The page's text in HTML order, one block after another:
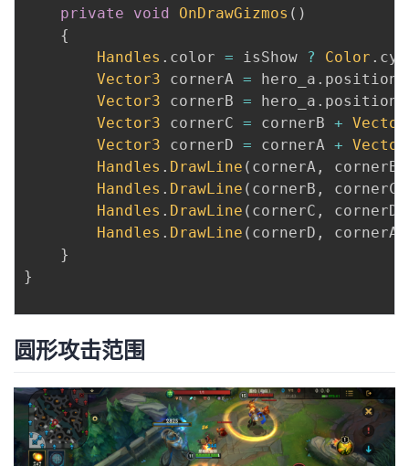
private void OnDrawGizmos ( )
{
Handles . color = isShow ? Color .
Vector3 cornerA = hero_a . position
Vector3 cornerB = hero_a . position
Vector3 cornerC = cornerB +
Vector3 cornerD = cornerA +
Handles . DrawLine ( cornerA , cornerB
Handles . DrawLine ( cornerB , cornerC
Handles . DrawLine ( cornerC , cornerD
Handles . DrawLine ( cornerD , cornerA
}
}
圆形攻击范围